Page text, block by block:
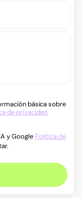
básica sobre
de privacidad
y Google Política de